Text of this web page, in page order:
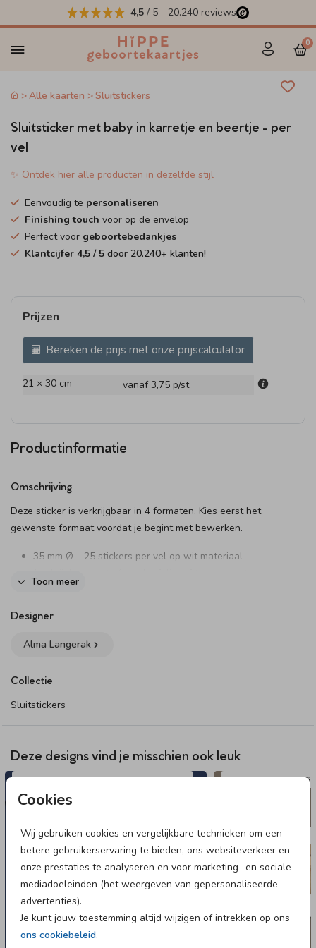
4,5 / 5 - 20.240 reviews
0
Cookies
Wij gebruiken cookies en vergelijkbare technieken om een
betere gebruikerservaring te bieden, ons websiteverkeer en
onze prestaties te analyseren en voor marketing- en sociale
mediadoeleinden (het weergeven van gepersonaliseerde
advertenties).
Je kunt jouw toestemming altijd wijzigen of intrekken op ons
ons cookiebeleid.
Alle kaarten Sluitstickers
Sluitsticker met baby in karretje en beertje - per
vel
✨ Ontdek hier alle producten in dezelfde stijl
Eenvoudig te personaliseren
Finishing touch voor op de envelop
Perfect voor geboortebedankjes
Klantcijfer 4,5 / 5 door 20.240+ klanten!
Prijzen
Bereken de prijs met onze prijscalculator
21 × 30 cm vanaf 3,75 p/st
Productinformatie
Omschrijving
Deze sticker is verkrijgbaar in 4 formaten. Kies eerst het
gewenste formaat voordat je begint met bewerken.
35 mm Ø – 25 stickers per vel op wit materiaal
59 mm Ø – 12 stickers per vel (optioneel met folie)
83 mm Ø – 6 stickers per vel (optioneel met folie)
karretje. Pas de sticker aan in onze online editor.
Toon meer
Designer
Alma Langerak
Collectie
Sluitstickers
Deze designs vind je misschien ook leuk
SLUITSTICKER